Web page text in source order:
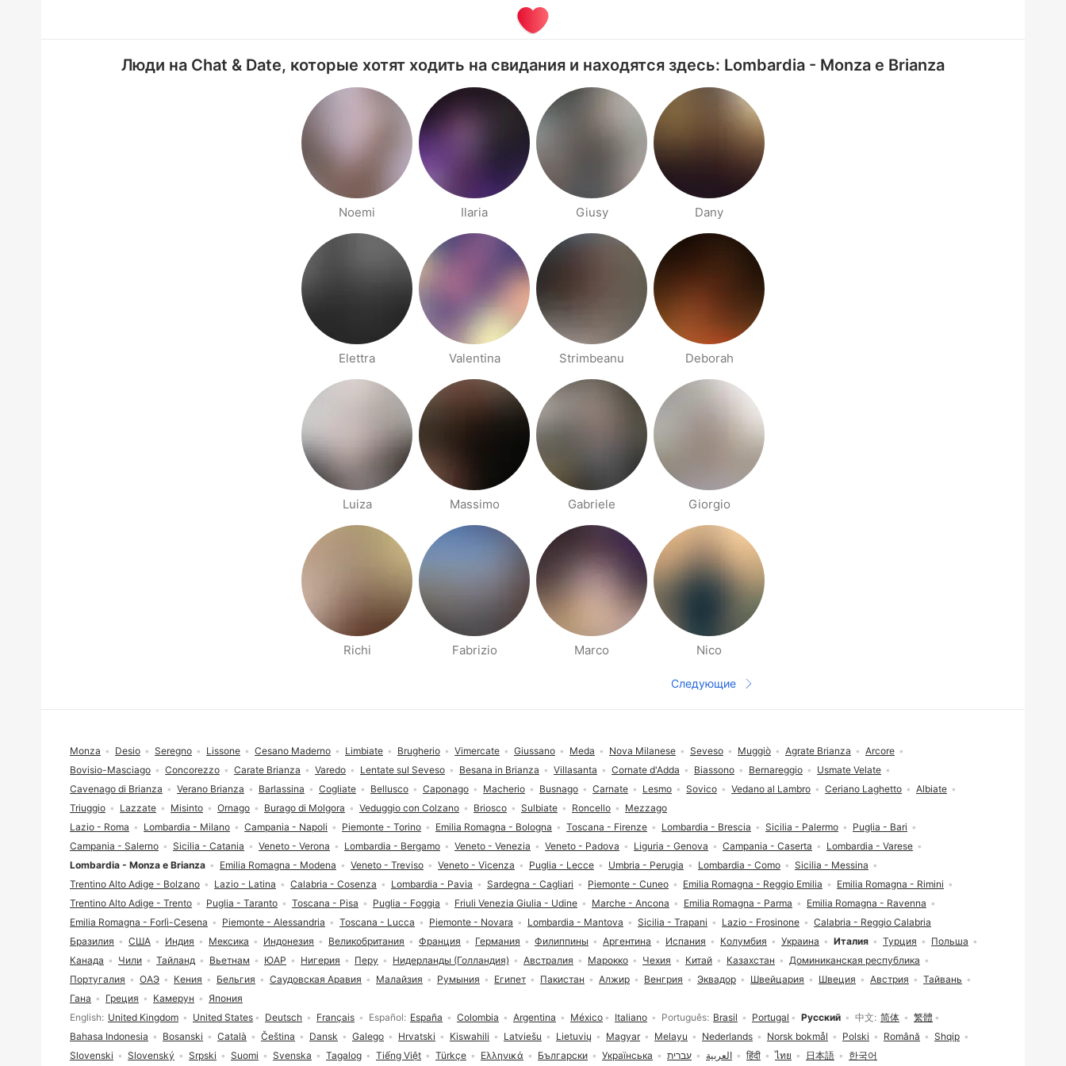
Люди на Chat & Date, которые хотят ходить на свидания и находятся здесь: Lombardia - Monza e Brianza
Noemi Ilaria Giusy Dany
Elettra Valentina Strimbeanu Deborah
Luiza Massimo Gabriele Giorgio
Richi Fabrizio Marco Nico
Следующая страница
Следующие
Выбор языка
English United Kingdom United States Deutsch Français Español España Colombia Argentina México Italiano Português Brasil Portugal Русский 中文 简体
繁體
Bahasa Indonesia
Bosanski Català Čeština Dansk Galego Hrvatski Kiswahili Latviešu Lietuvių Magyar Melayu Nederlands Norsk bokmål Polski Română
Shqip
Slovenski
Slovenský Srpski Suomi Svenska Tagalog Tiếng Việt Türkçe Ελληνικά Български Українська עברית العربية हिंदी ไทย 日本語 한국어
Бразилия США Индия Мексика Индонезия Великобритания Франция Германия Филиппины Аргентина Испания Колумбия Украина Италия Турция
Польша
Канада
Чили Тайланд Вьетнам ЮАР Нигерия Перу Нидерланды (Голландия) Австралия Марокко Чехия Китай Казахстан
Доминиканская республика
Португалия
ОАЭ Кения Бельгия Саудовская Аравия Малайзия Румыния Египет Пакистан Алжир Венгрия Эквадор Швейцария Швеция Австрия
Тайвань
Гана
Греция Камерун Япония
Lazio - Roma Lombardia - Milano Campania - Napoli Piemonte - Torino Emilia Romagna - Bologna Toscana - Firenze Lombardia - Brescia Sicilia - Palermo
Puglia - Bari
Campania - Salerno
Sicilia - Catania Veneto - Verona Lombardia - Bergamo Veneto - Venezia Veneto - Padova Liguria - Genova Campania - Caserta
Lombardia - Varese
Lombardia - Monza e Brianza
Emilia Romagna - Modena Veneto - Treviso Veneto - Vicenza Puglia - Lecce Umbria - Perugia Lombardia - Como
Sicilia - Messina
Trentino Alto Adige - Bolzano
Lazio - Latina Calabria - Cosenza Lombardia - Pavia Sardegna - Cagliari Piemonte - Cuneo Emilia Romagna - Reggio Emilia
Emilia Romagna - Rimini
Trentino Alto Adige - Trento
Puglia - Taranto Toscana - Pisa Puglia - Foggia Friuli Venezia Giulia - Udine Marche - Ancona Emilia Romagna - Parma
Emilia Romagna - Ravenna
Emilia Romagna - Forlì-Cesena
Piemonte - Alessandria Toscana - Lucca Piemonte - Novara Lombardia - Mantova Sicilia - Trapani Lazio - Frosinone Calabria - Reggio Calabria
Monza Desio Seregno Lissone Cesano Maderno Limbiate Brugherio Vimercate Giussano Meda Nova Milanese Seveso Muggiò Agrate Brianza
Arcore
Bovisio-Masciago
Concorezzo Carate Brianza Varedo Lentate sul Seveso Besana in Brianza Villasanta Cornate d'Adda Biassono Bernareggio
Usmate Velate
Cavenago di Brianza
Verano Brianza Barlassina Cogliate Bellusco Caponago Macherio Busnago Carnate Lesmo Sovico Vedano al Lambro Ceriano Laghetto
Albiate
Triuggio
Lazzate Misinto Ornago Burago di Molgora Veduggio con Colzano Briosco Sulbiate Roncello Mezzago